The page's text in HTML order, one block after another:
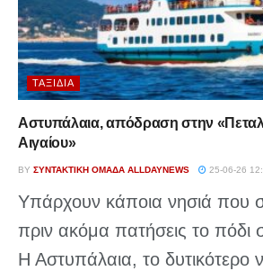
ΤΑΞΊΔΙΑ
Αστυπάλαια, απόδραση στην
Αιγαίου»
BY ΣΥΝΤΑΚΤΙΚΉ ΟΜΆΔΑ ALLDAYNEWS 25-06-26
Υπάρχουν κάποια νησιά που
πριν ακόμα πατήσεις το πόδι
Η Αστυπάλαια, το δυτικότερο